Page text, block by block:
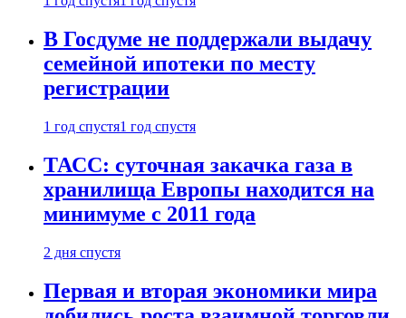
В Госдуме не поддержали выдачу
семейной ипотеки по месту
регистрации
1 год спустя1 год спустя
ТАСС: суточная закачка газа в
хранилища Европы находится на
минимуме с 2011 года
2 дня спустя
Первая и вторая экономики мира